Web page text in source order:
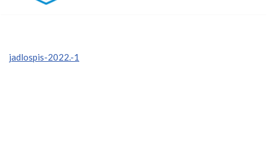
jadlospis-2022.-1